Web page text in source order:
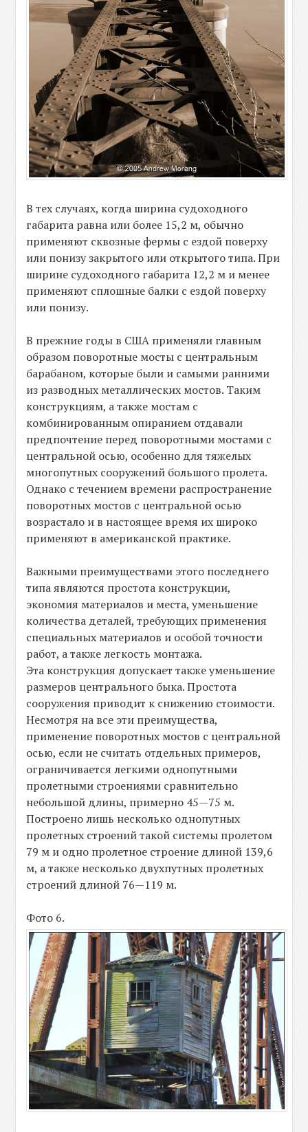
В тех случаях, когда ширина судоходного
габарита равна или более 15,2 м, обычно
применяют сквозные фермы с ездой поверху
или понизу закрытого или открытого типа. При
ширине судоходного габарита 12,2 м и менее
применяют сплошные балки с ездой поверху
или понизу.
В прежние годы в США применяли главным
образом поворотные мосты с центральным
барабаном, которые были и самыми ранними
из разводных металлических мостов. Таким
конструкциям, а также мостам с
комбинированным опиранием отдавали
предпочтение перед поворотными мостами с
центральной осью, особенно для тяжелых
многопутных сооружений большого пролета.
Однако с течением времени распространение
поворотных мостов с центральной осью
возрастало и в настоящее время их широко
применяют в американской практике.
Важными преимуществами этого последнего
типа являются простота конструкции,
экономия материалов и места, уменьшение
количества деталей, требующих применения
специальных материалов и особой точности
работ, а также легкость монтажа.
Эта конструкция допускает также уменьшение
размеров центрального быка. Простота
сооружения приводит к снижению стоимости.
Несмотря на все эти преимущества,
применение поворотных мостов с центральной
осью, если не считать отдельных примеров,
ограничивается легкими однопутными
пролетными строениями сравнительно
небольшой длины, примерно 45—75 м.
Построено лишь несколько однопутных
пролетных строений такой системы пролетом
79 м и одно пролетное строение длиной 139,6
м, а также несколько двухпутных пролетных
строений длиной 76—119 м.
Фото 6.